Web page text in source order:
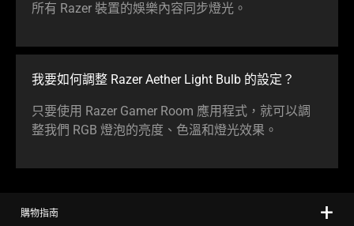
所有 Razer 裝置的娛樂內容同步燈光。
我要如何調整 Razer Aether Light Bulb 的設定？
只要使用 Razer Gamer Room 應用程式，就可以調
整我們 RGB 燈泡的亮度、色溫和燈光效果。
購物指南